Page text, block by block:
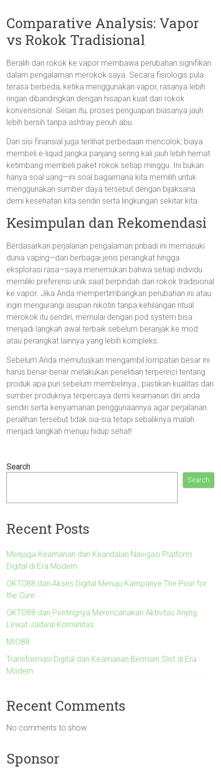
Comparative Analysis: Vapor
vs Rokok Tradisional
Beralih dari rokok ke vapor membawa perubahan signifikan
dalam pengalaman merokok saya. Secara fisiologis pula
terasa berbeda; ketika menggunakan vapor, rasanya lebih
ringan dibandingkan dengan hisapan kuat dari rokok
konvensional. Selain itu, proses penguapan biasanya jauh
lebih bersih tanpa ashtray penuh abu.
Dari sisi finansial juga terlihat perbedaan mencolok; biaya
membeli e-liquid jangka panjang sering kali jauh lebih hemat
ketimbang membeli paket rokok setiap minggu. Ini bukan
hanya soal uang—ini soal bagaimana kita memilih untuk
menggunakan sumber daya tersebut dengan bijaksana
demi kesehatan kita sendiri serta lingkungan sekitar kita.
Kesimpulan dan Rekomendasi
Berdasarkan perjalanan pengalaman pribadi ini memasuki
dunia vaping—dari berbagai jenis perangkat hingga
eksplorasi rasa—saya menemukan bahwa setiap individu
memiliki preferensi unik saat berpindah dari rokok tradisional
ke vapor. Jika Anda mempertimbangkan perubahan ini atau
ingin mengurangi asupan nikotin tanpa kehilangan ritual
merokok itu sendiri, memulai dengan pod system bisa
menjadi langkah awal terbaik sebelum beranjak ke mod
atau perangkat lainnya yang lebih kompleks.
Sebelum Anda memutuskan mengambil lompatan besar ini
harus benar-benar melakukan penelitian terperinci tentang
produk apa pun sebelum membelinya., pastikan kualitas dan
sumber produknya terpercaya demi keamanan diri anda
sendiri serta kenyamanan penggunaannya agar perjalanan
peralihan tersebut tidak sia-sia tetapi sebaliknya malah
menjadi langkah menuju hidup sehat!
Search
Search
Recent Posts
Menjaga Keamanan dan Keandalan Navigasi Platform
Digital di Era Modern
OKTO88 dan Akses Digital Menuju Kampanye The Pour for
the Cure
OKTO88 dan Pentingnya Merencanakan Aktivitas Anjing
Lewat Jadwal Komunitas
MIO88
Transformasi Digital dan Keamanan Bermain Slot di Era
Modern
Recent Comments
No comments to show.
Sponsor